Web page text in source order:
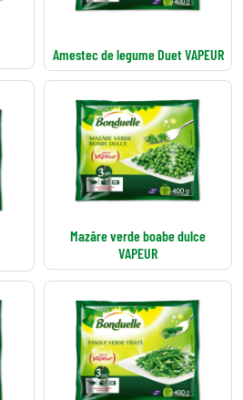
Amestec de legume Duet VAPEUR
Mazăre verde boabe dulce
VAPEUR